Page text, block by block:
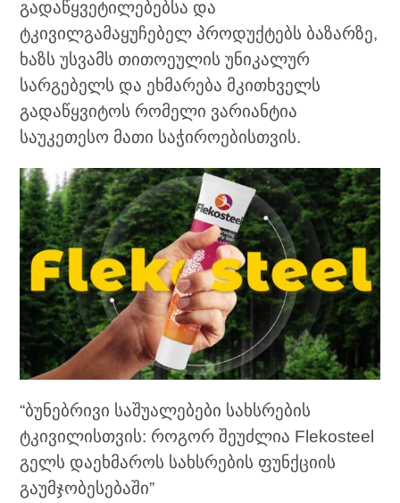
გადაწყვეტილებებსა და
ტკივილგამაყუჩებელ პროდუქტებს ბაზარზე,
ხაზს უსვამს თითოეულის უნიკალურ
სარგებელს და ეხმარება მკითხველს
გადაწყვიტოს რომელი ვარიანტია
საუკეთესო მათი საჭიროებისთვის.
“ბუნებრივი საშუალებები სახსრების
ტკივილისთვის: როგორ შეუძლია Flekosteel
გელს დაეხმაროს სახსრების ფუნქციის
გაუმჯობესებაში”